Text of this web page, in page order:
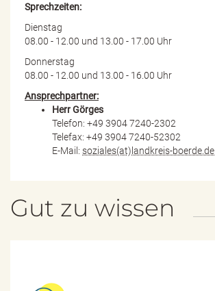
Sprechzeiten:
Dienstag
08.00 - 12.00 und 13.00 - 17.00 Uhr
Donnerstag
08.00 - 12.00 und 13.00 - 16.00 Uhr
Ansprechpartner:
Herr Görges
Telefon: +49 3904 7240-2302
Telefax: +49 3904 7240-52302
E-Mail: soziales(at)landkreis-boerde.de
Gut zu wissen